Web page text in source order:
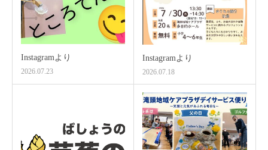
Instagramより
2026.07.23
Instagramより
2026.07.18